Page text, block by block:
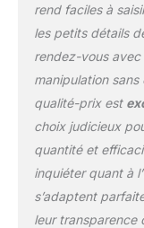
rend faciles à
les petits détails
rendez-vous avec
manipulation
qualité-prix est
choix judicieux
quantité et
inquiéter quant à
s’adaptent
leur transparence